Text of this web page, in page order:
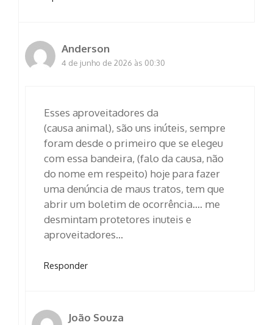
Anderson
4 de junho de 2026 às 00:30
Esses aproveitadores da
(causa animal), são uns inúteis, sempre
foram desde o primeiro que se elegeu
com essa bandeira, (falo da causa, não
do nome em respeito) hoje para fazer
uma denúncia de maus tratos, tem que
abrir um boletim de ocorrência…. me
desmintam protetores inuteis e
aproveitadores…
Responder
João Souza